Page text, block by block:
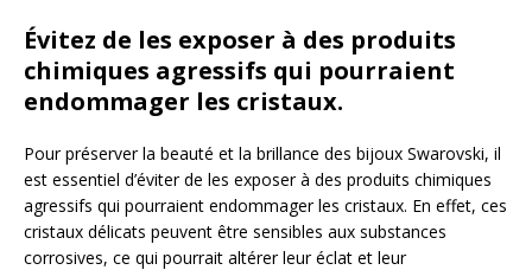
Évitez de les exposer à des produits
chimiques agressifs qui pourraient
endommager les cristaux.
Pour préserver la beauté et la brillance des bijoux Swarovski, il
est essentiel d’éviter de les exposer à des produits chimiques
agressifs qui pourraient endommager les cristaux. En effet, ces
cristaux délicats peuvent être sensibles aux substances
corrosives, ce qui pourrait altérer leur éclat et leur